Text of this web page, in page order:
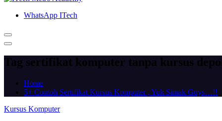
WhatsApp ITech
Tag sertifikat komputer tanpa kursus
Home
5+ Contoh Sertifikat Kursus Komputer , Yuk Simak Guys…!!
Kursus Komputer